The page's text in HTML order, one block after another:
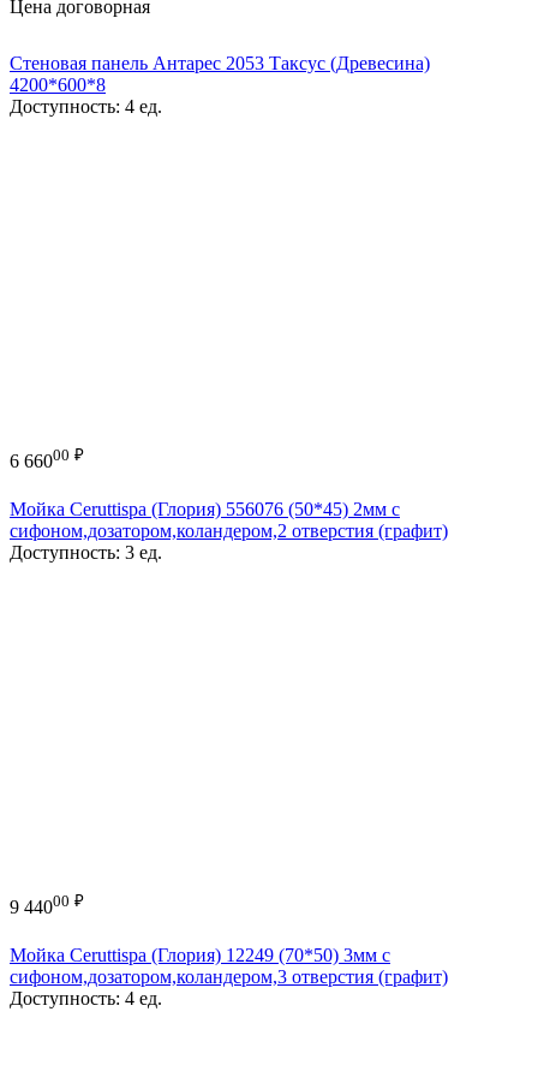
Цена договорная
Стеновая панель Антарес 2053 Таксус (Древесина)
4200*600*8
Доступность: 4 ед.
6 66000 ₽
Мойка Ceruttispa (Глория) 556076 (50*45) 2мм с
сифоном,дозатором,коландером,2 отверстия (графит)
Доступность: 3 ед.
9 44000 ₽
Мойка Ceruttispa (Глория) 12249 (70*50) 3мм с
сифоном,дозатором,коландером,3 отверстия (графит)
Доступность: 4 ед.